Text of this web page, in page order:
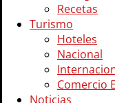
Recetas
Turismo
Hoteles
Nacional
Comercio
Noticias